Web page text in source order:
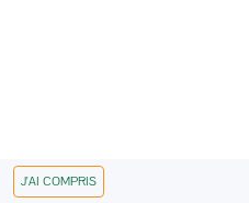
J'AI COMPRIS